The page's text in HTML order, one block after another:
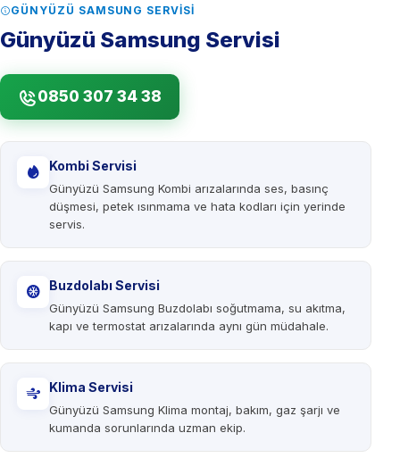
GÜNYÜZÜ SAMSUNG SERVISI
Günyüzü Samsung Servisi
0850 307 34 38
Kombi Servisi
Günyüzü Samsung Kombi arızalarında ses, basınç
düşmesi, petek ısınmama ve hata kodları için yerinde
servis.
Buzdolabı Servisi
Günyüzü Samsung Buzdolabı soğutmama, su akıtma,
kapı ve termostat arızalarında aynı gün müdahale.
Klima Servisi
Günyüzü Samsung Klima montaj, bakım, gaz şarjı ve
kumanda sorunlarında uzman ekip.